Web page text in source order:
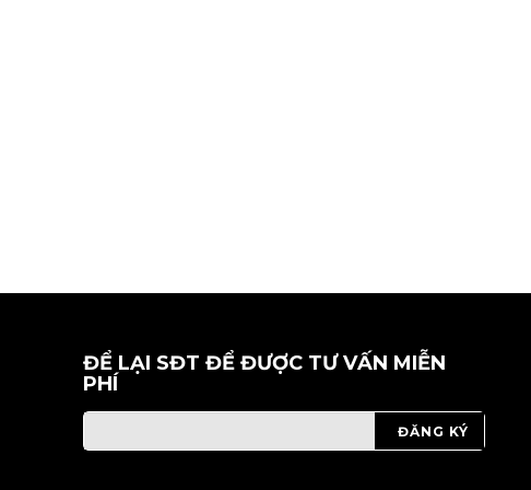
ĐỂ LẠI SĐT ĐỂ ĐƯỢC TƯ VẤN MIỄN
PHÍ
ĐĂNG KÝ